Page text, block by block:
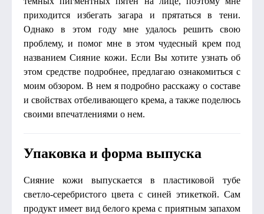
приходится избегать загара и прятаться в тени.
Однако в этом году мне удалось решить свою
проблему, и помог мне в этом чудесный крем под
названием Сияние кожи. Если Вы хотите узнать об
этом средстве подробнее, предлагаю ознакомиться с
моим обзором. В нем я подробно расскажу о составе
и свойствах отбеливающего крема, а также поделюсь
своими впечатлениями о нем.
Упаковка и форма выпуска
Сияние кожи выпускается в пластиковой тубе
светло-серебристого цвета с синей этикеткой. Сам
продукт имеет вид белого крема с приятным запахом